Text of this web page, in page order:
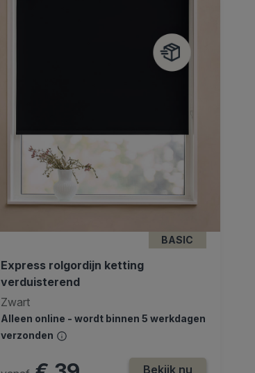
BASIC
Express rolgordijn ketting
verduisterend
Zwart
Alleen online - wordt binnen 5 werkdagen
verzonden
Bekijk nu